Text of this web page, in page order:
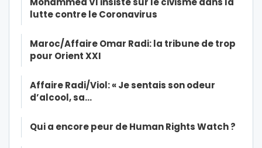
lutte contre le Coronavirus
Maroc/Affaire Omar Radi: la tribune de trop
pour Orient XXI
Affaire Radi/Viol: « Je sentais son odeur
d’alcool, sa…
Qui a encore peur de Human Rights Watch ?